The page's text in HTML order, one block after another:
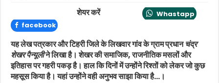
शेयर करें
Whastapp
facebook
यह लेख पत्रकार और टिहरी जिले के लिखवार गांव के ग्राम प्रधानचंद्र
शेखर पैन्यूलीने लिखा है। शेखर की समाजिक, राजनीतिक मसलों और
इतिहास पर गहरी पकड़ है। हाल कि दिनों में उन्होंने रिश्तों को लेकर जो कुछ
महसूस किया है। यहां उन्होंने वही अनुभव साझा किया है…।